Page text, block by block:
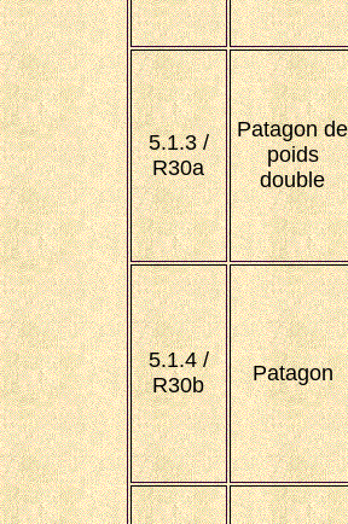
5.1.3 /
R30a
Patagon de
poids
double
5.1.4 /
R30b
Patagon